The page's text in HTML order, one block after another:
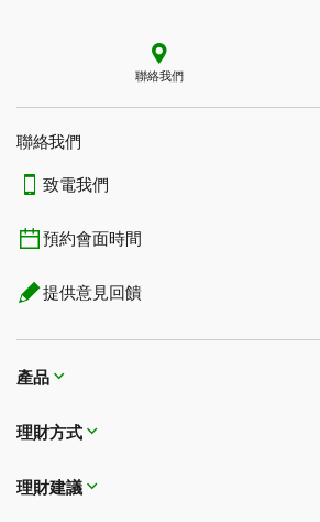
聯絡我們
聯絡我們
致電我們
預約會面時間
提供意見回饋
產品
理財方式​​​​​​​
理財建議